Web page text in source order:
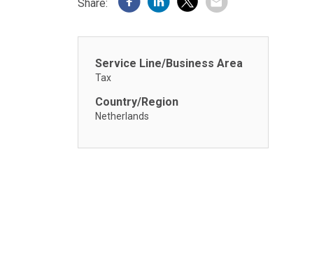
Share:
Service Line/Business Area
Tax
Country/Region
Netherlands